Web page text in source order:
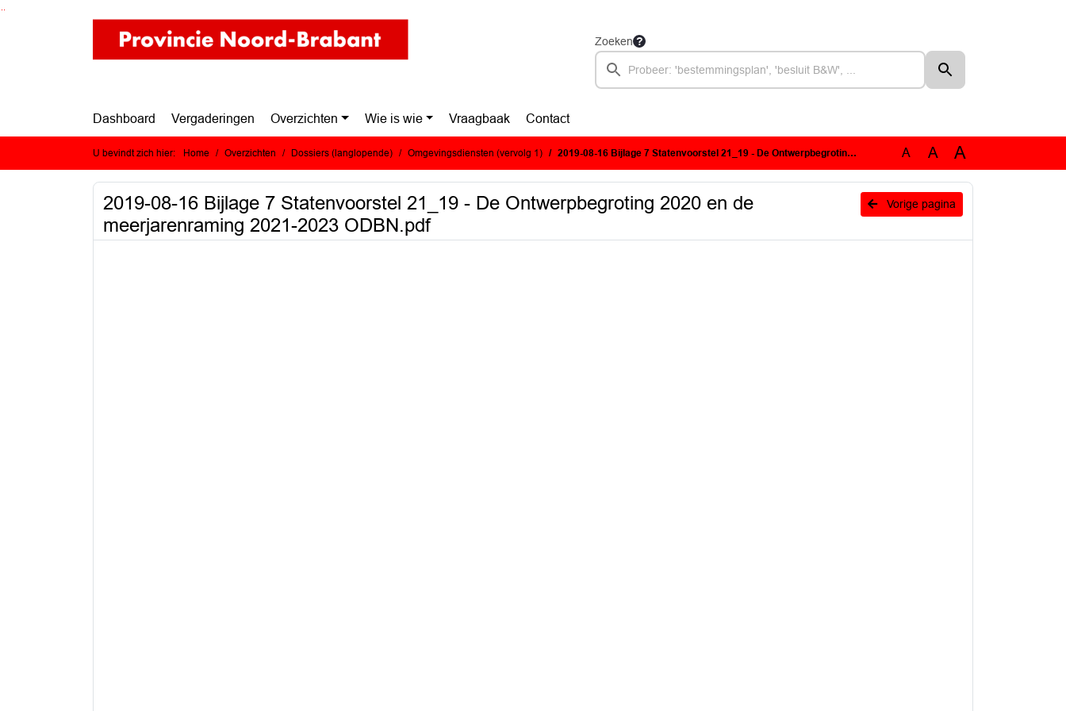
Ga naar de inhoud van deze pagina
Ga naar het zoeken
Ga naar het menu
Zoeken
Dashboard Vergaderingen Overzichten Wie is wie Vraagbaak Contact
U bevindt zich hier: Home Overzichten Dossiers (langlopende) Omgevingsdiensten (vervolg 1) 2019-08-16 Bijlage 7 Statenvoorstel 21_19 - De Ontwerpbegroting 2020 en de meerjarenraming 2021-2023 ODBN.pdf A A A
Vorige pagina
2019-08-16 Bijlage 7 Statenvoorstel 21_19 - De Ontwerpbegroting 2020 en de
meerjarenraming 2021-2023 ODBN.pdf